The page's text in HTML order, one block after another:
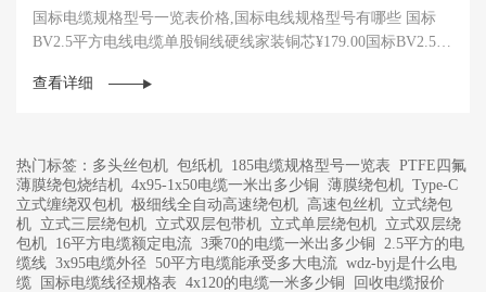
国标电缆规格型号一览表价格,国标电线规格型号有哪些 国标
BV2.5平方电线电缆单股铜线硬线家装铜芯¥179.00国标BV2.5平
查看详细
热门标签： 多头丝包机 包纸机 185电缆规格型号一览表 PTFE四氟
薄膜绕包烧结机 4x95-1x50电缆一米出多少铜 薄膜绕包机 Type-C
立式缠绕双包机 极细线全自动高速绕包机 高速包丝机 立式绕包
机 立式三层绕包机 立式双层包带机 立式单层绕包机 立式双层绕
包机 16平方电缆额定电流 3乘70的电缆一米出多少铜
2.5平方的电
缆线 3x95电缆外径 50平方电缆能承受多大电流 wdz-byj是什么电
缆
国标电缆线径规格表 4x120的电缆一米多少铜
回收电缆报价